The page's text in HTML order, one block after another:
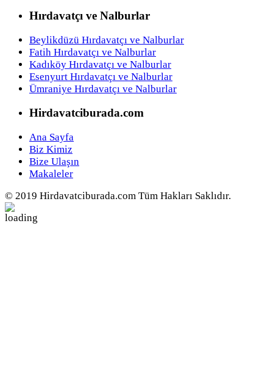
Hırdavatçı ve Nalburlar
Beylikdüzü Hırdavatçı ve Nalburlar
Fatih Hırdavatçı ve Nalburlar
Kadıköy Hırdavatçı ve Nalburlar
Esenyurt Hırdavatçı ve Nalburlar
Ümraniye Hırdavatçı ve Nalburlar
Hirdavatciburada.com
Ana Sayfa
Biz Kimiz
Bize Ulaşın
Makaleler
© 2019 Hirdavatciburada.com Tüm Hakları Saklıdır.